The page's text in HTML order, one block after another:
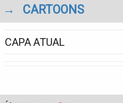
→ CARTOONS
CAPA ATUAL